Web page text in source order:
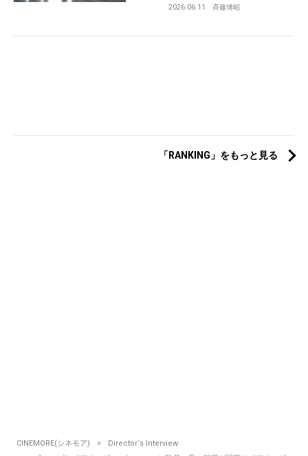
2026.06.11 斉藤博昭
「RANKING」をもっと見る
CINEMORE(シネモア)
Director‘s Interview